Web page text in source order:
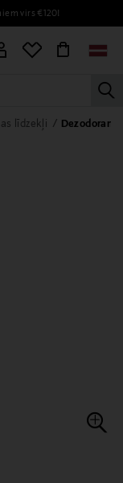
virs €120!
BĒRNIEM MĀJAI
līdzekļi Dezodoranti